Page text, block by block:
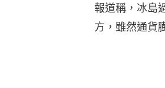
報道稱，冰島
方，雖然通貨